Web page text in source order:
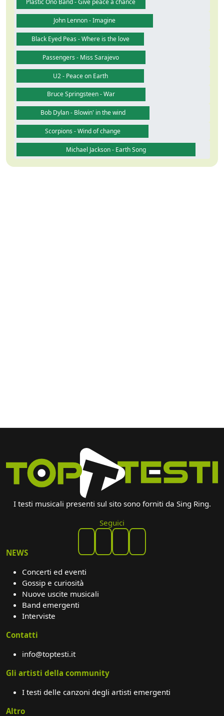
Plastic Ono Band - Give peace a chance
John Lennon - Imagine
Black Eyed Peas - Where is the love
Passengers - Miss Sarajevo
U2 - Peace on Earth
Bruce Springsteen - War
Bob Dylan - Blowin' in the wind
Scorpions - Wind of change
Michael Jackson - Earth Song
I testi musicali presenti sul sito sono forniti da Sing Ring.
Seguici
NEWS
Concerti ed eventi
Gossip e curiosità
Nuove uscite musicali
Band emergenti
Interviste
Contatti
info@toptesti.it
Gli artisti della community
I testi delle canzoni degli artisti emergenti
Altro